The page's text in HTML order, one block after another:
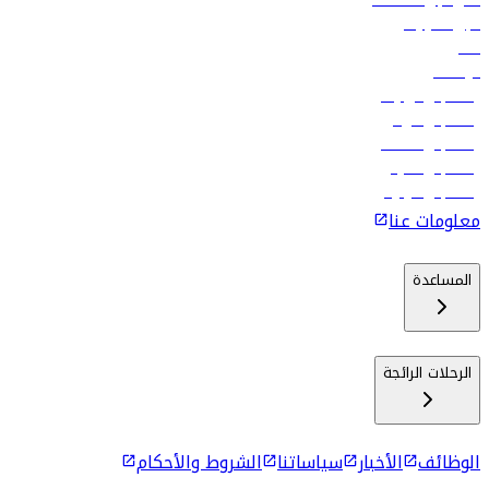
تأجير السيارات
فنادق
الوظائف
رحلات إلى تبيليسي
رحلات إلى الرياض
رحلات إلى مسقط
رحلات إلى ماليه
رحلات إلى كولومبو
معلومات عنا
المساعدة
الرحلات الرائجة
الوظائف الأخبار سياساتنا الشروط والأحكام